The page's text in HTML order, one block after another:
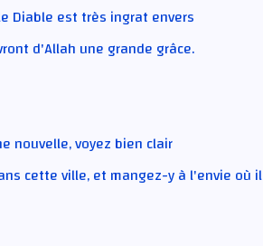
Diable est très ingrat envers
d'Allah une grande grâce.
nouvelle, voyez bien clair
cette ville, et mangez-y à l'envie où il